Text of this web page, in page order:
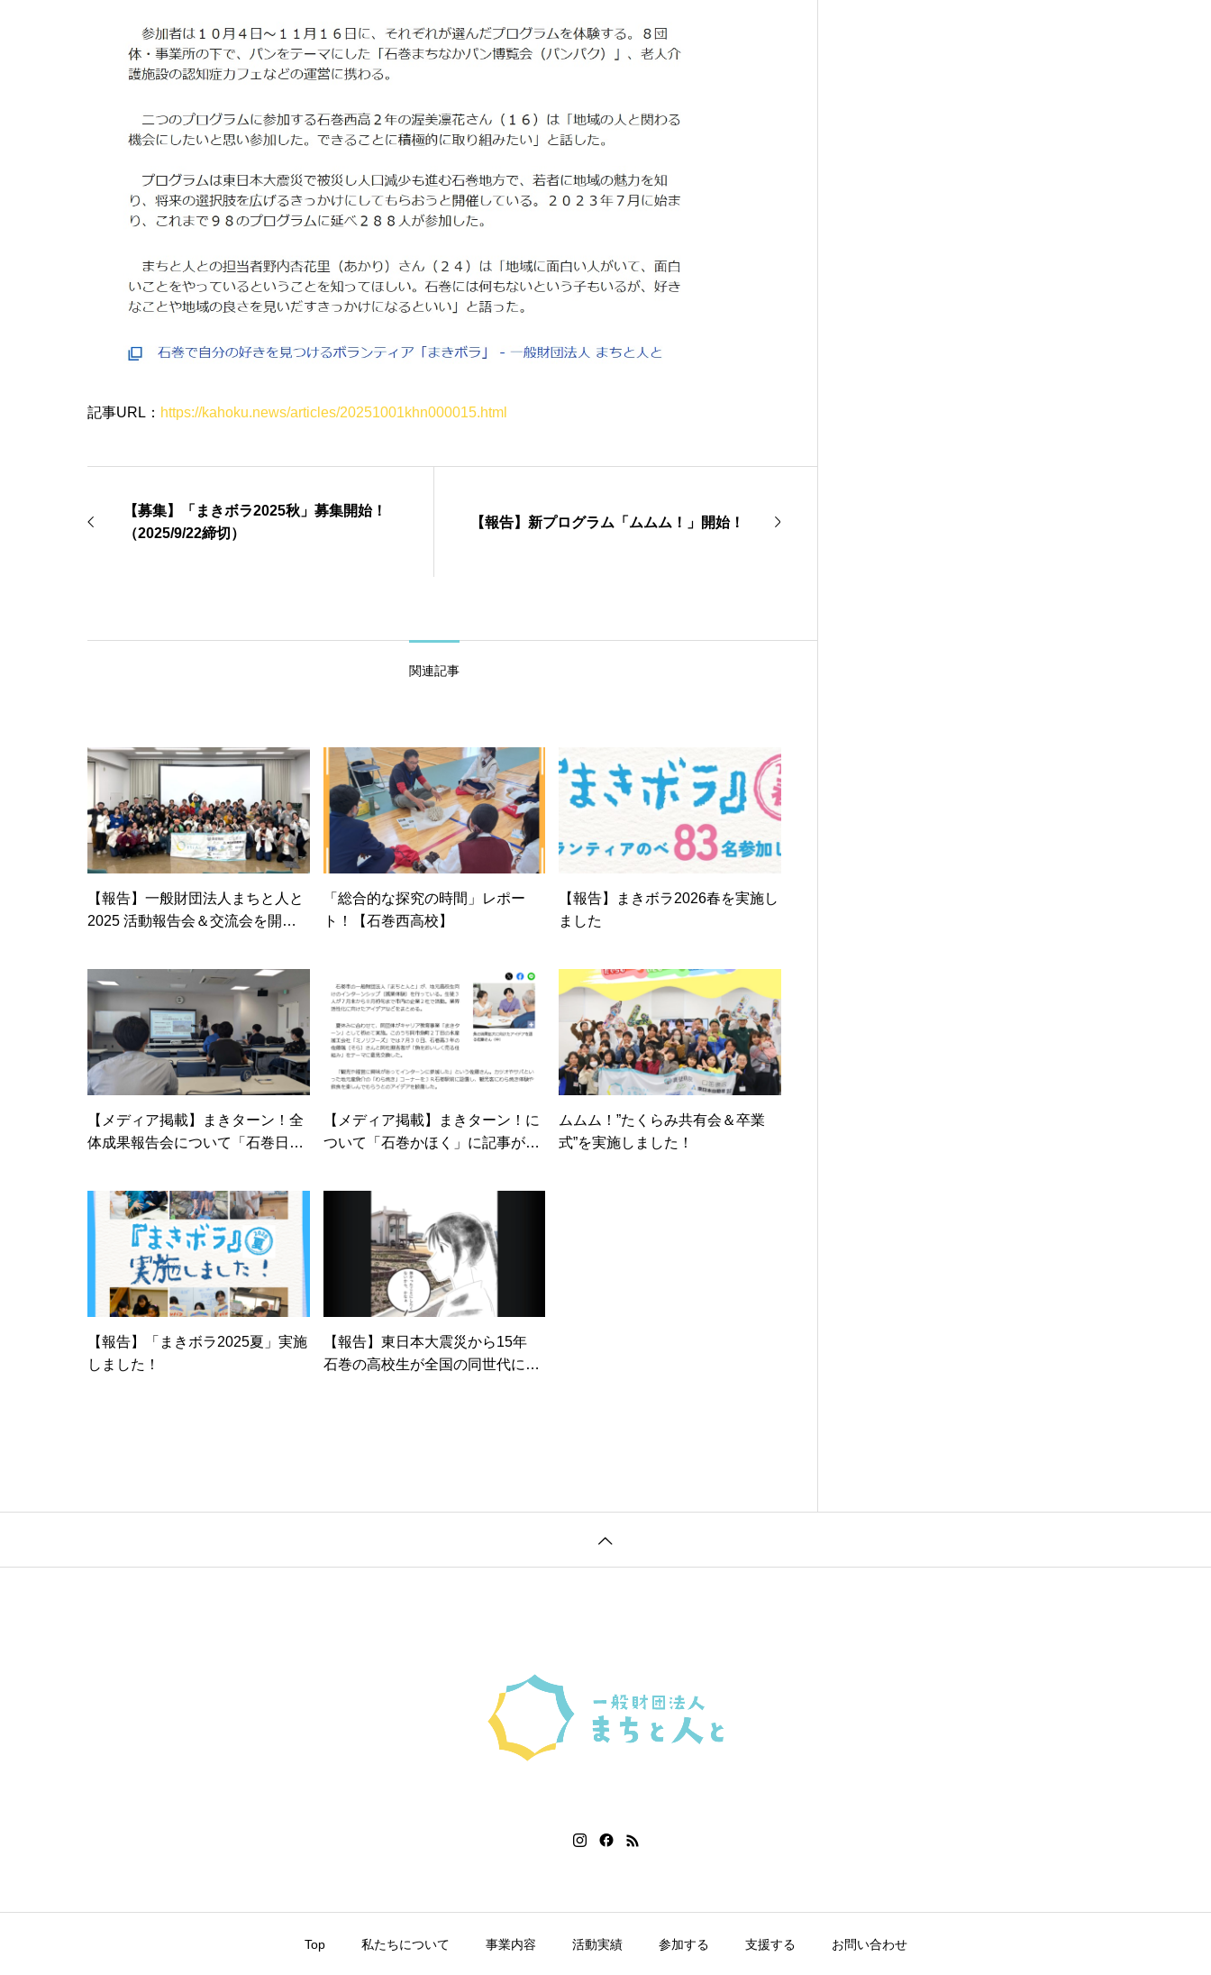
記事URL： https://kahoku.news/articles/20251001khn000015.html
【募集】「まきボラ2025秋」募集開始！
（2025/9/22締切）
【報告】新プログラム「ムムム！」開始！
関連記事
【報告】一般財団法人まちと人と
2025 活動報告会＆交流会を開催
「総合的な探究の時間」レポー
ト！【石巻西高校】
【報告】まきボラ2026春を実施し
ました
【メディア掲載】まきターン！全
体成果報告会について「石巻日日
【メディア掲載】まきターン！に
ついて「石巻かほく」に記事が掲
ムムム！”たくらみ共有会＆卒業
式”を実施しました！
【報告】「まきボラ2025夏」実施
しました！
【報告】東日本大震災から15年
石巻の高校生が全国の同世代に贈
Top 私たちについて 事業内容 活動実績 参加する 支援する お問い合わせ